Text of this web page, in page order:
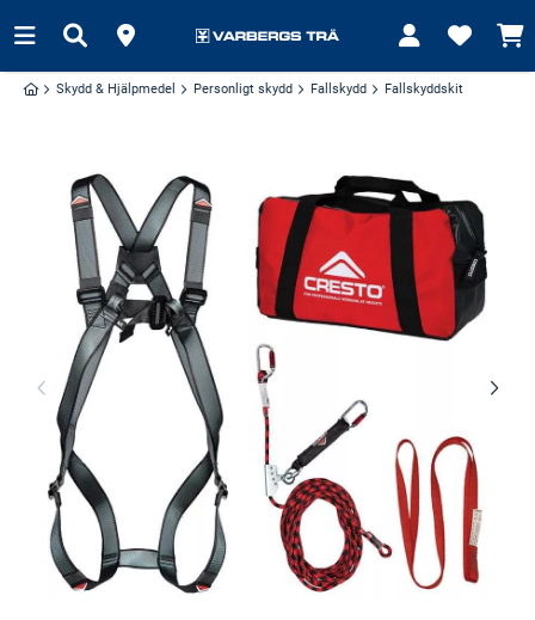
Skydd & Hjälpmedel Personligt skydd Fallskydd Fallskyddskit